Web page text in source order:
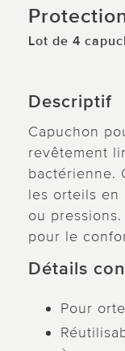
Lot de 4
Descriptif
Capuchon
revêtement
bactérienne.
les orteils en
ou
pour le
Détails
Pour